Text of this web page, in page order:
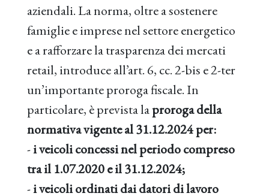
aziendali. La norma, oltre a sostenere
famiglie e imprese nel settore energetico
e a rafforzare la trasparenza dei mercati
retail, introduce all’art. 6, cc. 2-bis e 2-ter
un’importante proroga fiscale. In
particolare, è prevista laproroga della
normativa vigente al 31.12.2024 per:
-i veicoli concessi nel periodo compreso
tra il 1.07.2020 e il 31.12.2024;
-i veicoli ordinati dai datori di lavoro